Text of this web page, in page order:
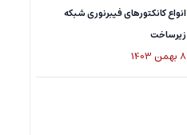
انواع کانکتورهای فیبرنوری شبکه
زیرساخت
8 بهمن 1403